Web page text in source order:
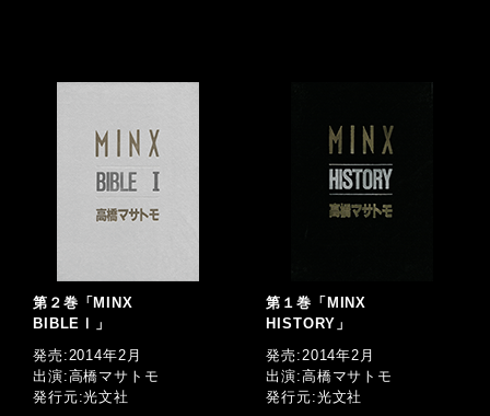
第２巻「MINX
BIBLEⅠ」
発売:2014年2月
出演:高橋マサトモ
発行元:光文社
第１巻「MINX
HISTORY」
発売:2014年2月
出演:高橋マサトモ
発行元:光文社